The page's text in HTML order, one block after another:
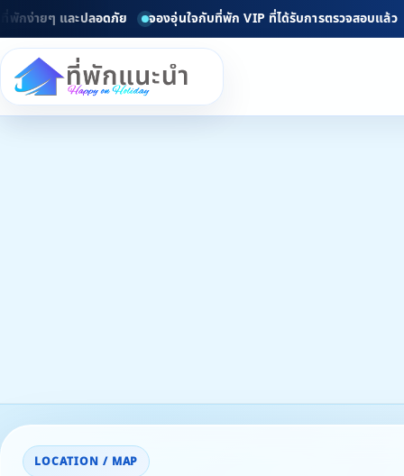
และปลอดภัย จองอุ่นใจกับที่พัก VIP ที่ได้รับการตรวจสอบแล้ว ยินดีต้
LOCATION / MAP